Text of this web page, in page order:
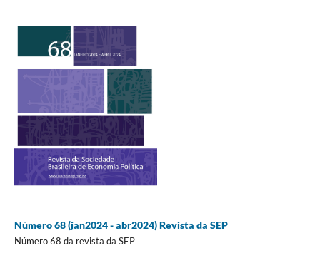
Número 68 (jan2024 - abr2024) Revista da SEP
Número 68 da revista da SEP